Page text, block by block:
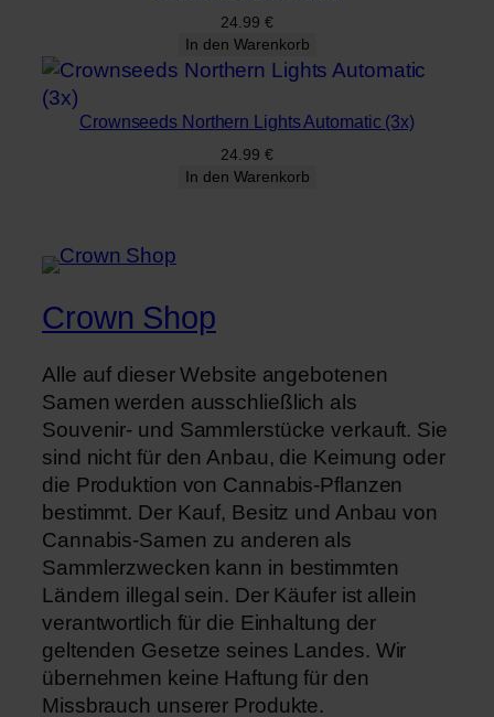
24.99 €
In den Warenkorb
Crownseeds Northern Lights Automatic (3x)
24.99 €
In den Warenkorb
Crown Shop
Alle auf dieser Website angebotenen
Samen werden ausschließlich als
Souvenir- und Sammlerstücke verkauft. Sie
sind nicht für den Anbau, die Keimung oder
die Produktion von Cannabis-Pflanzen
bestimmt. Der Kauf, Besitz und Anbau von
Cannabis-Samen zu anderen als
Sammlerzwecken kann in bestimmten
Ländern illegal sein. Der Käufer ist allein
verantwortlich für die Einhaltung der
geltenden Gesetze seines Landes. Wir
übernehmen keine Haftung für den
Missbrauch unserer Produkte.